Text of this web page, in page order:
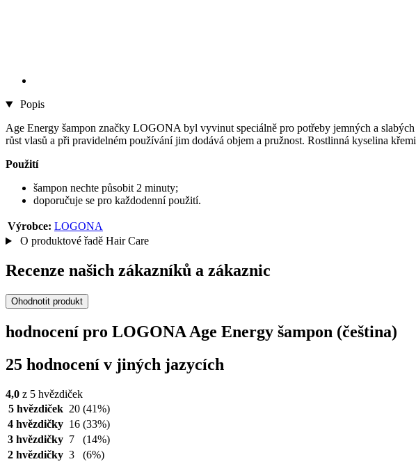
Popis
Age Energy šampon značky LOGONA byl vyvinut speciálně pro potřeby jemných a
růst vlasů a při pravidelném používání jim dodává objem a pružnost. Rostlinná kyselina
Použití
šampon nechte působit 2 minuty;
doporučuje se pro každodenní použití.
Výrobce: LOGONA
O produktové řadě Hair Care
Recenze našich zákazníků a zákaznic
Ohodnotit produkt
hodnocení pro LOGONA Age Energy šampon (čeština)
25 hodnocení v jiných jazycích
4,0 z 5 hvězdiček
5 hvězdiček 20 (41%)
4 hvězdičky 16 (33%)
3 hvězdičky 7
(14%)
2 hvězdičky 3
(6%)